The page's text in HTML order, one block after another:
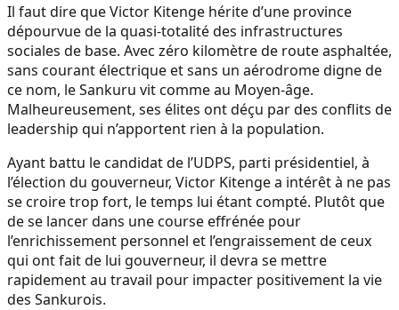
Il faut dire que Victor Kitenge hérite d’une province
dépourvue de la quasi-totalité des infrastructures
sociales de base. Avec zéro kilomètre de route asphaltée,
sans courant électrique et sans un aérodrome digne de
ce nom, le Sankuru vit comme au Moyen-âge.
Malheureusement, ses élites ont déçu par des conflits de
leadership qui n’apportent rien à la population.
Ayant battu le candidat de l’UDPS, parti présidentiel, à
l’élection du gouverneur, Victor Kitenge a intérêt à ne pas
se croire trop fort, le temps lui étant compté. Plutôt que
de se lancer dans une course effrénée pour
l’enrichissement personnel et l’engraissement de ceux
qui ont fait de lui gouverneur, il devra se mettre
rapidement au travail pour impacter positivement la vie
des Sankurois.